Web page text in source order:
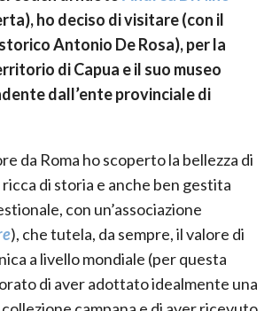
ho deciso di visitare (con il
Antonio De Rosa), per la
di Capua e il suo museo
dall’ente provinciale di
da Roma ho scoperto la bellezza di
ricca di storia e anche ben gestita
con un’associazione
), che tutela, da sempre, il valore di
a livello mondiale (per questa
di aver adottato idealmente una